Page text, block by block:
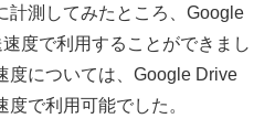
計測してみたところ、Google
度で利用することができまし
度については、Google Drive
で利用可能でした。